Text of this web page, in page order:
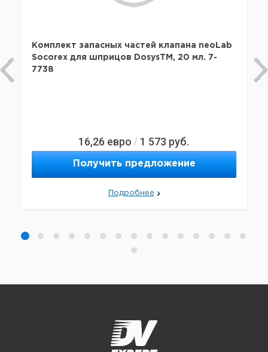
Комплект запасных частей клапана neoLab
Socorex для шприцов DosysTM, 20 мл. 7-
7738
16,26 евро / 1 573 руб.
Получить предложение
Подробнее